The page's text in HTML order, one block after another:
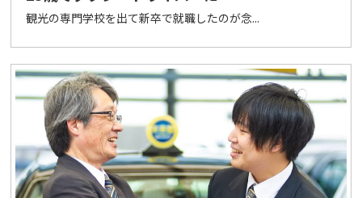
観光の専門学校を出て新卒で就職したのが念...